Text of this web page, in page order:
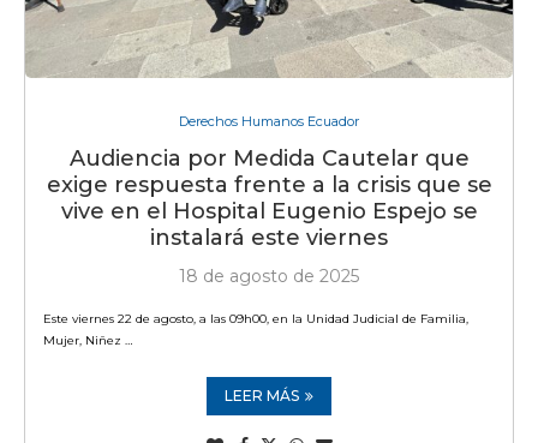
Derechos Humanos Ecuador
Audiencia por Medida Cautelar que
exige respuesta frente a la crisis que se
vive en el Hospital Eugenio Espejo se
instalará este viernes
18 de agosto de 2025
Este viernes 22 de agosto, a las 09h00, en la Unidad Judicial de Familia,
Mujer, Niñez …
LEER MÁS